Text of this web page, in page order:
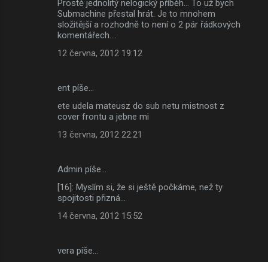
Prostě jednolitý nelogický příběh... To už bych
Submachine přestal hrát. Je to mnohem
složitější a rozhodně to není o 2 pár řádkových
komentářech....
12 června, 2012 19:12
ent píše…
ete udela mateusz do sub netu mistnost z
cover frontu a jebne mi
13 června, 2012 22:21
Admin píše…
[16]: Myslím si, že si ještě počkáme, než ty
spojitosti přizná...
14 června, 2012 15:52
vera píše…